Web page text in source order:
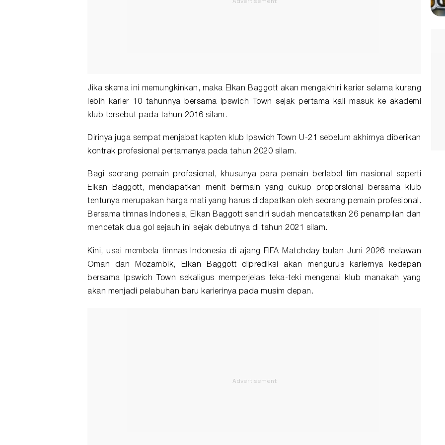
Jika skema ini memungkinkan, maka Elkan Baggott akan mengakhiri karier selama kurang
lebih karier 10 tahunnya bersama Ipswich Town sejak pertama kali masuk ke akademi
klub tersebut pada tahun 2016 silam.
Dirinya juga sempat menjabat kapten klub Ipswich Town U-21 sebelum akhirnya diberikan
kontrak profesional pertamanya pada tahun 2020 silam.
Bagi seorang pemain profesional, khusunya para pemain berlabel tim nasional seperti
Elkan Baggott, mendapatkan menit bermain yang cukup proporsional bersama klub
tentunya merupakan harga mati yang harus didapatkan oleh seorang pemain profesional.
Bersama timnas Indonesia, Elkan Baggott sendiri sudah mencatatkan 26 penampilan dan
mencetak dua gol sejauh ini sejak debutnya di tahun 2021 silam.
Kini, usai membela timnas Indonesia di ajang FIFA Matchday bulan Juni 2026 melawan
Oman dan Mozambik, Elkan Baggott diprediksi akan mengurus kariernya kedepan
bersama Ipswich Town sekaligus memperjelas teka-teki mengenai klub manakah yang
akan menjadi pelabuhan baru karierinya pada musim depan.